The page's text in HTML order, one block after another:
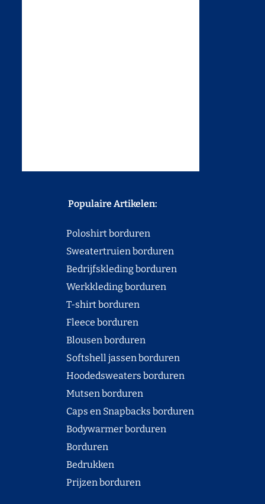
Populaire Artikelen:
Poloshirt borduren
Sweatertruien borduren
Bedrijfskleding borduren
Werkkleding borduren
T-shirt borduren
Fleece borduren
Blousen borduren
Softshell jassen borduren
Hoodedsweaters borduren
Mutsen borduren
Caps en Snapbacks borduren
Bodywarmer borduren
Borduren
Bedrukken
Prijzen borduren